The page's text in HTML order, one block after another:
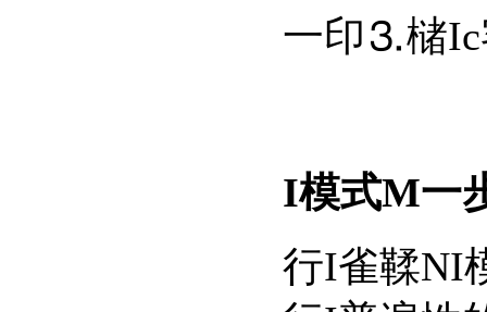
一印⒊槠Ic客
I模式M一
行I雀鞣NI